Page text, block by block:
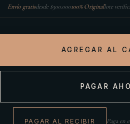
Envío gratisdesde $300.000100% Originallote
AGREGAR AL
PAGAR
PAGAR AL RECIBIR Paga en